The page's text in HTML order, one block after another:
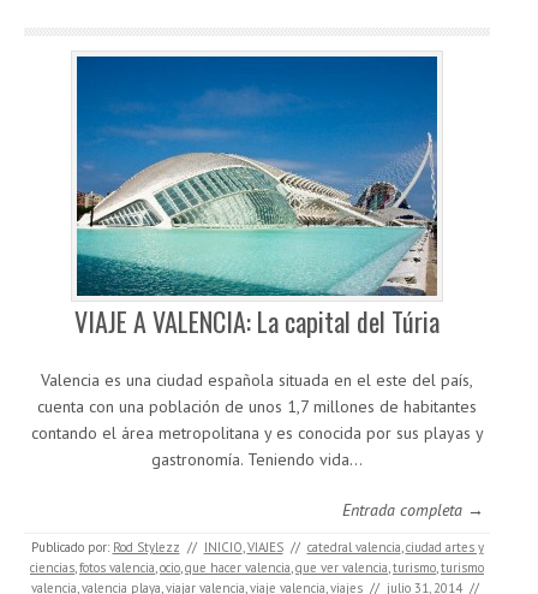
VIAJE A VALENCIA: La capital del Túria
Valencia es una ciudad española situada en el este del país,
cuenta con una población de unos 1,7 millones de habitantes
contando el área metropolitana y es conocida por sus playas y
gastronomía. Teniendo vida…
Entrada completa →
Publicado por: Rod Stylezz // INICIO,VIAJES // catedral valencia,ciudad artes y
ciencias,fotos valencia,ocio,que hacer valencia,que ver valencia,turismo,turismo
valencia,valencia playa,viajar valencia,viaje valencia,viajes // julio 31, 2014 //